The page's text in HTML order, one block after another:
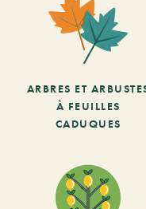
ARBRES ET
À FEUILLES
CADUQUES